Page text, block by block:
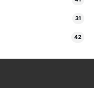
31
42